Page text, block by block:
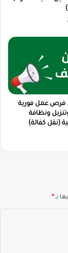
فرص عمل فورية
ونظافة
(نقل كفالة)
بـ*